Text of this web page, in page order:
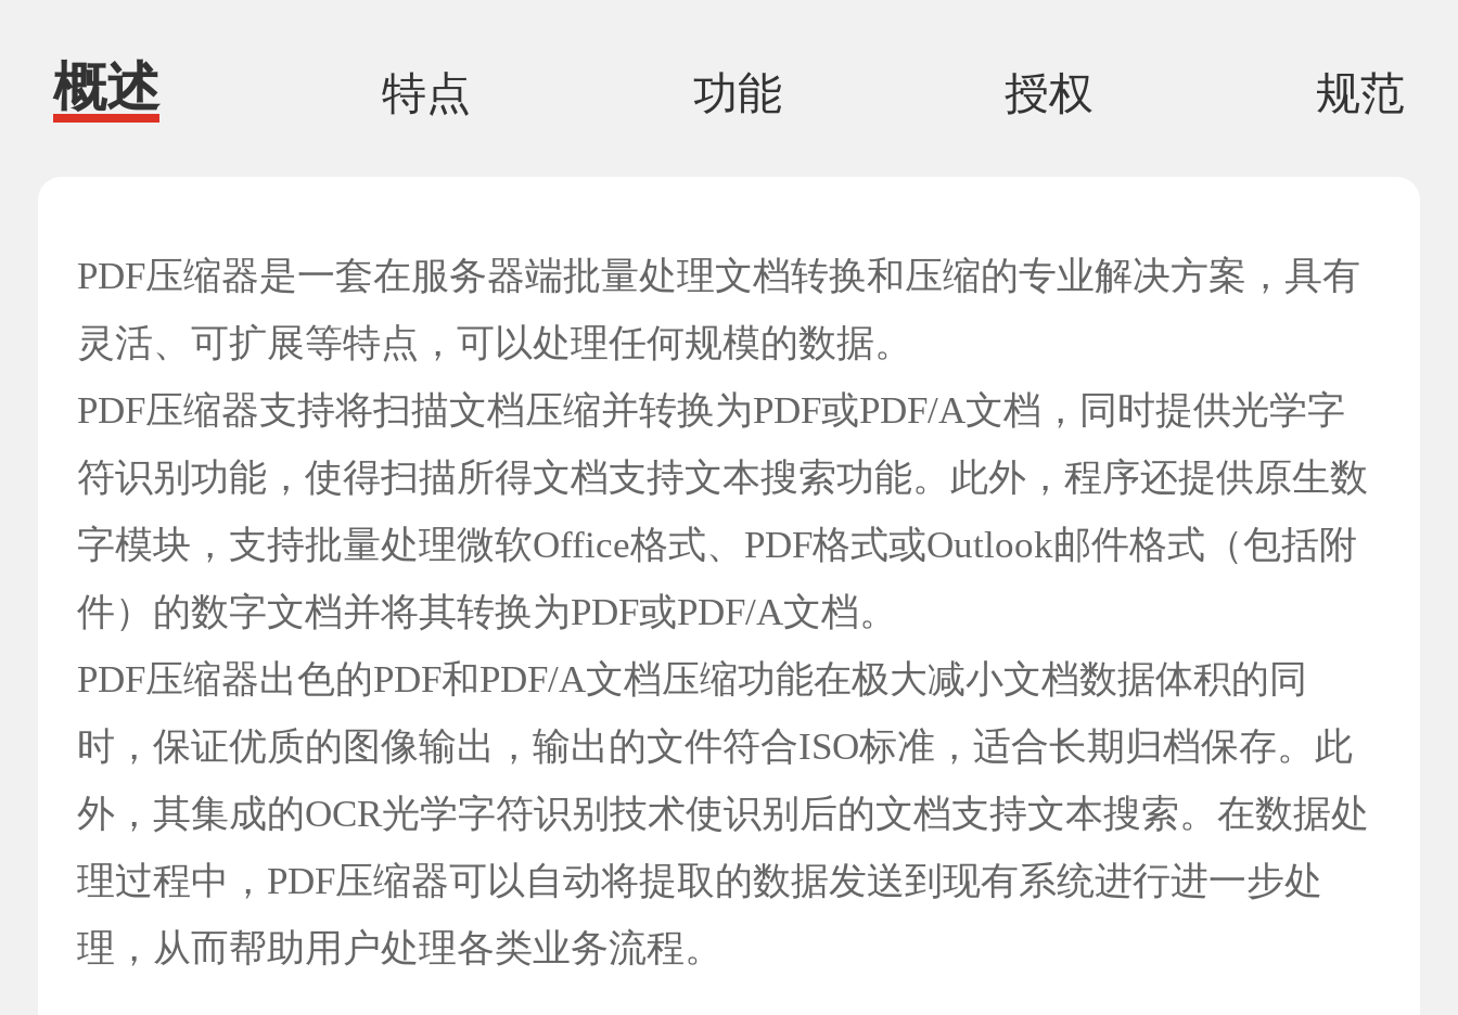
概述 特点 功能 授权 规范
PDF压缩器是一套在服务器端批量处理文档转换和压缩的专业解决方案，具有
灵活、可扩展等特点，可以处理任何规模的数据。
PDF压缩器支持将扫描文档压缩并转换为PDF或PDF/A文档，同时提供光学字
符识别功能，使得扫描所得文档支持文本搜索功能。此外，程序还提供原生数
字模块，支持批量处理微软Office格式、PDF格式或Outlook邮件格式（包括附
件）的数字文档并将其转换为PDF或PDF/A文档。
PDF压缩器出色的PDF和PDF/A文档压缩功能在极大减小文档数据体积的同
时，保证优质的图像输出，输出的文件符合ISO标准，适合长期归档保存。此
外，其集成的OCR光学字符识别技术使识别后的文档支持文本搜索。在数据处
理过程中，PDF压缩器可以自动将提取的数据发送到现有系统进行进一步处
理，从而帮助用户处理各类业务流程。